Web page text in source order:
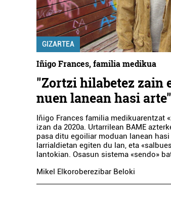
GIZARTEA
Iñigo Frances, familia medikua
"Zortzi hilabetez zain
nuen lanean hasi arte"
Iñigo Frances familia medikuarentzat
izan da 2020a. Urtarrilean BAME
pasa ditu egoiliar moduan lanean
larrialdietan egiten du lan, eta
lantokian. Osasun sistema «sendo»
Mikel Elkoroberezibar Beloki